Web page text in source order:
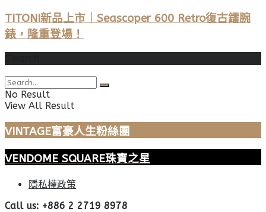
TITONI新品上市｜Seascoper 600 Retro復古鐳腕
錶，隆重登場！
No Result
View All Result
VINTAGE富豪人生粉絲團
VENDOME SQUARE珠寶之星
隱私權政策
Call us: +886 2 2719 8978